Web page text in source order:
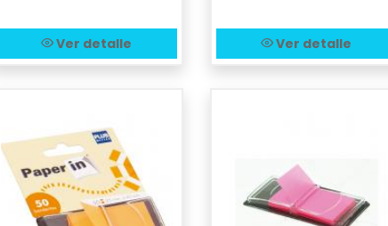
Ver detalle Ver detalle